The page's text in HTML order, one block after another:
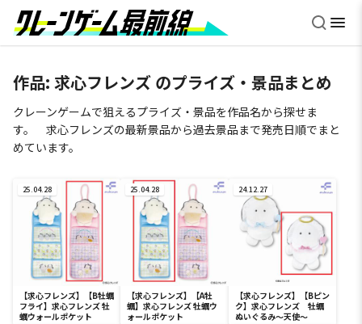
作品: 求心フレンズ のプライズ・景品まとめ
クレーンゲームで狙えるプライズ・景品を作品名から探せま
す。 求心フレンズの最新景品から過去景品まで発売日順でまと
めています。
25.04.28
【求心フレンズ】【B牡蠣
フライ】求心フレンズ 牡
蠣ウォールポケット
25.04.28
【求心フレンズ】【A牡
蠣】求心フレンズ 牡蠣ウ
ォールポケット
24.12.27
【求心フレンズ】【Bピン
ク】求心フレンズ 牡蠣
ぬいぐるみ～天使～